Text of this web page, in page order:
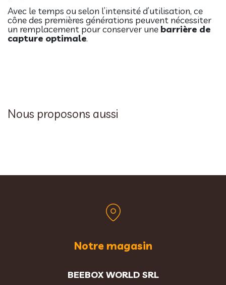
Avec le temps ou selon l’intensité d’utilisation, ce
cône des premières générations peuvent nécessiter
un remplacement pour conserver une barrière de
capture optimale.
Nous proposons aussi
Notre magasin
BEEBOX WORLD SRL